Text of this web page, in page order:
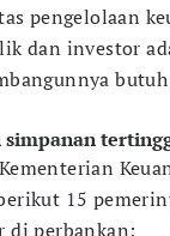
pengelolaan
dan investor
simpanan
15
di perbankan: